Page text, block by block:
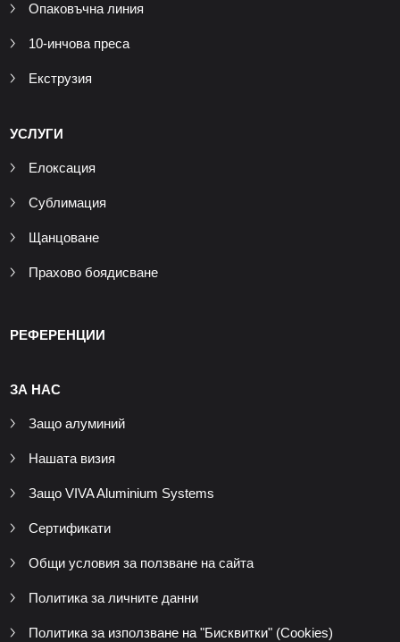
Опаковъчна линия
10-инчова преса
Екструзия
УСЛУГИ
Елоксация
Сублимация
Щанцоване
Прахово боядисване
РЕФЕРЕНЦИИ
ЗА НАС
Защо алуминий
Нашата визия
Защо VIVA Aluminium Systems
Сертификати
Общи условия за ползване на сайта
Политика за личните данни
Политика за използване на "Бисквитки" (Cookies)